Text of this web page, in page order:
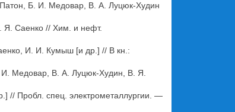
Патон, Б. И. Медовар, В. А. Луцюк-Худин
Я. Саенко // Хим. и нефт.
И. И. Кумыш [и др.] // В кн.:
И. Медовар, В. А. Луцюк-Худин, В. Я.
// Пробл. спец. электрометаллургии. —